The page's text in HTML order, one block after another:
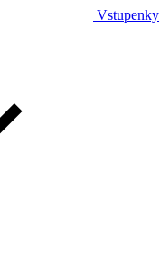
Vstupenky